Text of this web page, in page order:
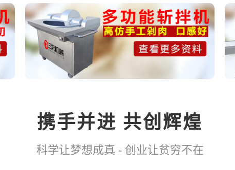
携手并进 共创辉煌
科学让梦想成真 - 创业让贫穷不在